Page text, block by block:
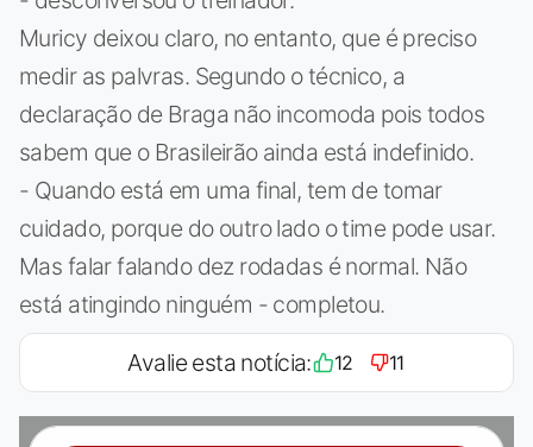
Muricy deixou claro, no entanto, que é preciso
medir as palvras. Segundo o técnico, a
declaração de Braga não incomoda pois todos
sabem que o Brasileirão ainda está indefinido.
- Quando está em uma final, tem de tomar
cuidado, porque do outro lado o time pode usar.
Mas falar falando dez rodadas é normal. Não
está atingindo ninguém - completou.
Avalie esta notícia: 12 11